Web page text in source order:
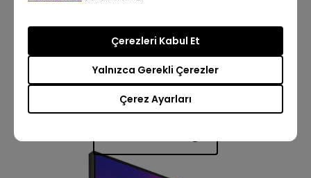
Çerez Ayarları
Yalnızca Gerekli Çerezler
Çerezleri Kabul Et
Mac ® Cihazlarını Genişletin
Renk Mükemmelliği